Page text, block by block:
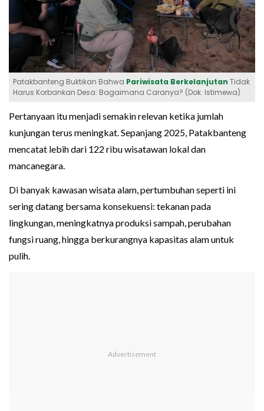
Patakbanteng Buktikan Bahwa Pariwisata Berkelanjutan Tidak
Harus Korbankan Desa: Bagaimana Caranya? (Dok. Istimewa)
Pertanyaan itu menjadi semakin relevan ketika jumlah
kunjungan terus meningkat. Sepanjang 2025, Patakbanteng
mencatat lebih dari 122 ribu wisatawan lokal dan
mancanegara.
Di banyak kawasan wisata alam, pertumbuhan seperti ini
sering datang bersama konsekuensi: tekanan pada
lingkungan, meningkatnya produksi sampah, perubahan
fungsi ruang, hingga berkurangnya kapasitas alam untuk
pulih.